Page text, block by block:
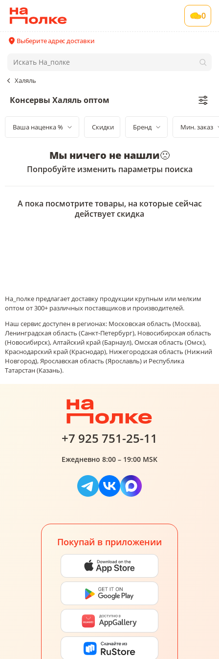
0
Выберите адрес доставки
Халяль
Консервы Халяль оптом
Ваша наценка % Скидки Бренд Мин. заказ
Мы ничего не нашли🙁
Попробуйте изменить параметры поиска
А пока посмотрите товары, на которые сейчас
действует скидка
На_полке предлагает доставку продукции крупным или мелким
оптом от 300+ различных поставщиков и производителей.
Наш сервис доступен в регионах: Московская область (Москва),
Ленинградская область (Санкт-Петербург), Новосибирская область
(Новосибирск), Алтайский край (Барнаул), Омская область (Омск),
Краснодарский край (Краснодар), Нижегородская область (Нижний
Новгород), Ярославская область (Ярославль) и Республика
Татарстан (Казань).
+7 925 751-25-11
Ежедневно 8:00 – 19:00 MSK
Покупай в приложении